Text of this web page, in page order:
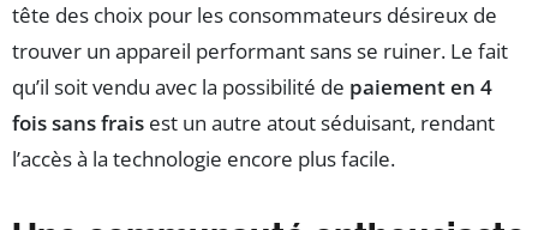
tête des choix pour les consommateurs désireux de
trouver un appareil performant sans se ruiner. Le fait
qu’il soit vendu avec la possibilité de paiement en 4
fois sans frais est un autre atout séduisant, rendant
l’accès à la technologie encore plus facile.